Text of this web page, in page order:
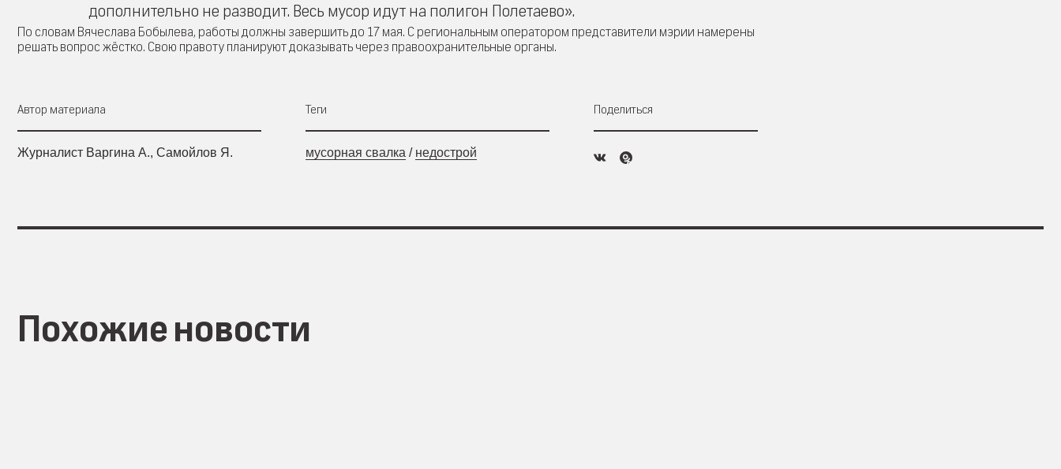
дополнительно не разводит. Весь мусор идут на полигон Полетаево».
По словам Вячеслава Бобылева, работы должны завершить до 17 мая. С региональным оператором представители мэрии намерены
решать вопрос жёстко. Свою правоту планируют доказывать через правоохранительные органы.
Автор материала
Журналист Варгина А., Самойлов Я.
Теги
мусорная свалка / недострой
Поделиться
Похожие новости